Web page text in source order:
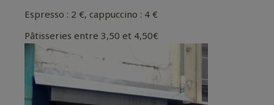
Espresso : 2 €, cappuccino : 4 €
Pâtisseries entre 3,50 et 4,50€